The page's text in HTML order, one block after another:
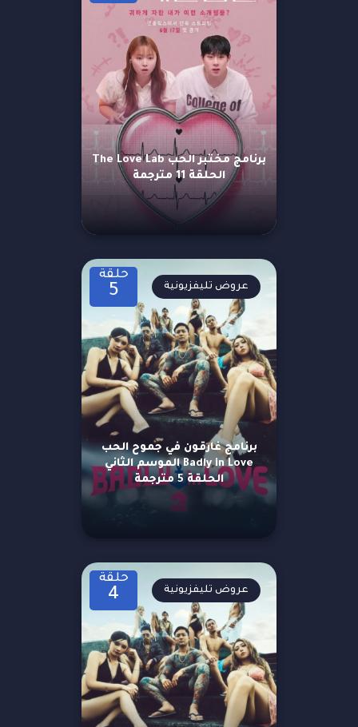
برنامج مختبر الحب The Love Lab
الحلقة 11 مترجمة
حلقة
5
برنامج غارقون في جموح الحب
Badly in Love الموسم الثاني
الحلقة 5 مترجمة
عروض تليفزيونية
حلقة
4 عروض تليفزيونية